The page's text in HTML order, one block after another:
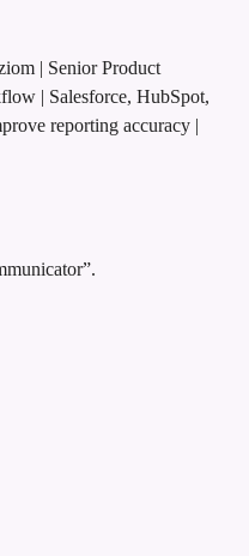
| Senior Product
| Salesforce, HubSpot,
reporting accuracy |